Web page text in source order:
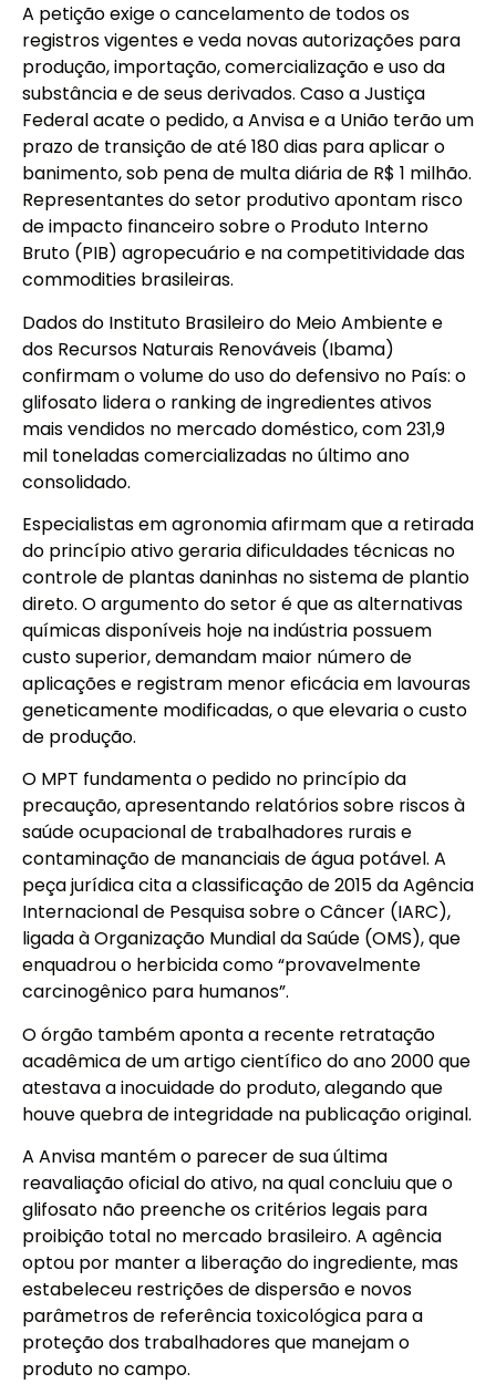
A petição exige o cancelamento de todos os
registros vigentes e veda novas autorizações para
produção, importação, comercialização e uso da
substância e de seus derivados. Caso a Justiça
Federal acate o pedido, a Anvisa e a União terão um
prazo de transição de até 180 dias para aplicar o
banimento, sob pena de multa diária de R$ 1 milhão.
Representantes do setor produtivo apontam risco
de impacto financeiro sobre o Produto Interno
Bruto (PIB) agropecuário e na competitividade das
commodities brasileiras.
Dados do Instituto Brasileiro do Meio Ambiente e
dos Recursos Naturais Renováveis (Ibama)
confirmam o volume do uso do defensivo no País: o
glifosato lidera o ranking de ingredientes ativos
mais vendidos no mercado doméstico, com 231,9
mil toneladas comercializadas no último ano
consolidado.
Especialistas em agronomia afirmam que a retirada
do princípio ativo geraria dificuldades técnicas no
controle de plantas daninhas no sistema de plantio
direto. O argumento do setor é que as alternativas
químicas disponíveis hoje na indústria possuem
custo superior, demandam maior número de
aplicações e registram menor eficácia em lavouras
geneticamente modificadas, o que elevaria o custo
de produção.
O MPT fundamenta o pedido no princípio da
precaução, apresentando relatórios sobre riscos à
saúde ocupacional de trabalhadores rurais e
contaminação de mananciais de água potável. A
peça jurídica cita a classificação de 2015 da Agência
Internacional de Pesquisa sobre o Câncer (IARC),
ligada à Organização Mundial da Saúde (OMS), que
enquadrou o herbicida como “provavelmente
carcinogênico para humanos”.
O órgão também aponta a recente retratação
acadêmica de um artigo científico do ano 2000 que
atestava a inocuidade do produto, alegando que
houve quebra de integridade na publicação original.
A Anvisa mantém o parecer de sua última
reavaliação oficial do ativo, na qual concluiu que o
glifosato não preenche os critérios legais para
proibição total no mercado brasileiro. A agência
optou por manter a liberação do ingrediente, mas
estabeleceu restrições de dispersão e novos
parâmetros de referência toxicológica para a
proteção dos trabalhadores que manejam o
produto no campo.